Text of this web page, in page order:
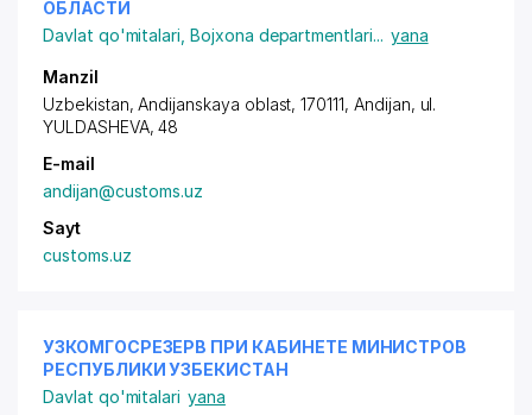
ОБЛАСТИ
Davlat qo'mitalari ,Bojxona departmentlari... yana
Manzil
Uzbekistan, Andijanskaya oblast, 170111, Andijan, ul.
YULDASHEVA, 48
E-mail
andijan@customs.uz
Sayt
customs.uz
УЗКОМГОСРЕЗЕРВ ПРИ КАБИНЕТЕ МИНИСТРОВ
РЕСПУБЛИКИ УЗБЕКИСТАН
Davlat qo'mitalari yana